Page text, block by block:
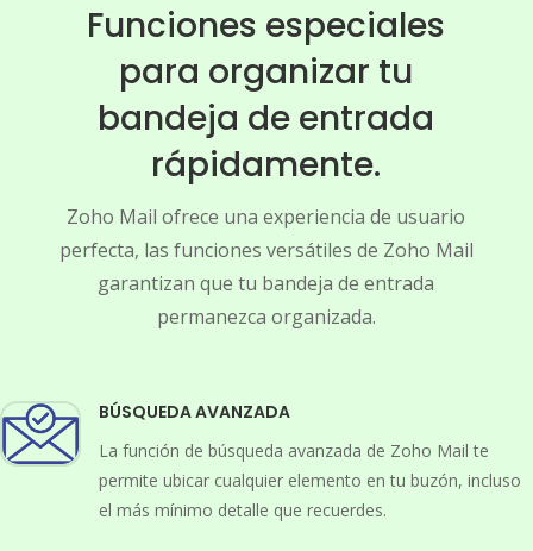
Funciones especiales
para organizar tu
bandeja de entrada
rápidamente.
Zoho Mail ofrece una experiencia de usuario
perfecta, las funciones versátiles de Zoho Mail
garantizan que tu bandeja de entrada
permanezca organizada.
BÚSQUEDA AVANZADA
La función de búsqueda avanzada de Zoho Mail te
permite ubicar cualquier elemento en tu buzón, incluso
el más mínimo detalle que recuerdes.